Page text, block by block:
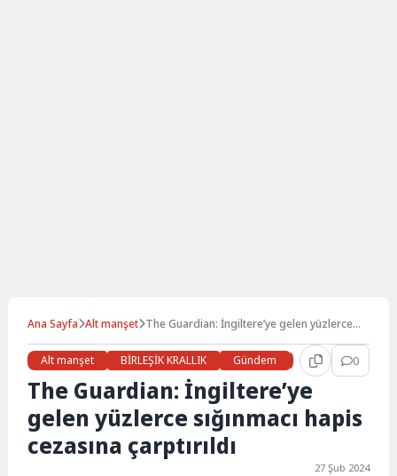
Ana Sayfa Alt manşet The Guardian: İngiltere’ye gelen yüzlerce
Alt manşet
BİRLEŞİK KRALLIK Gündem Haberler 0
The Guardian: İngiltere’ye
gelen yüzlerce sığınmacı hapis
cezasına çarptırıldı
27 Şub 2024